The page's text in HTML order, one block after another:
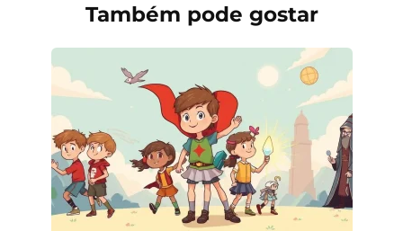
Também pode gostar